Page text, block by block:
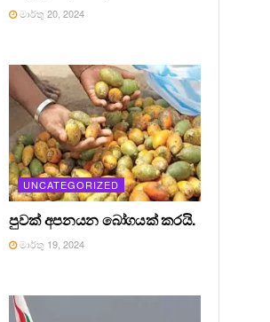
මාර්තු 20, 2024
UNCATEGORIZED
පුවක් අපනයන බෝගයක් කරයි.
මාර්තු 19, 2024